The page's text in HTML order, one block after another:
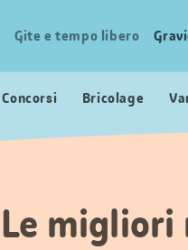
Gite e tempo libero
Concorsi Bricolage
Le migliori